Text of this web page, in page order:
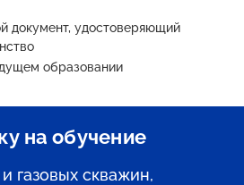
документ, удостоверяющий
образовании
на обучение
газовых скважин,